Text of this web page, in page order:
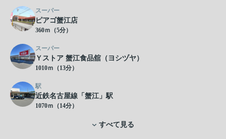
スーパー
ピアゴ蟹江店
360ｍ（5分）
スーパー
Ｙストア 蟹江食品舘（ヨシヅヤ）
1010ｍ（13分）
駅
近鉄名古屋線「蟹江」駅
1070ｍ（14分）
すべて見る